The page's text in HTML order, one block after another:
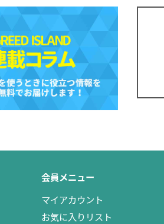
会員メニュー
マイアカウント
お気に入りリスト